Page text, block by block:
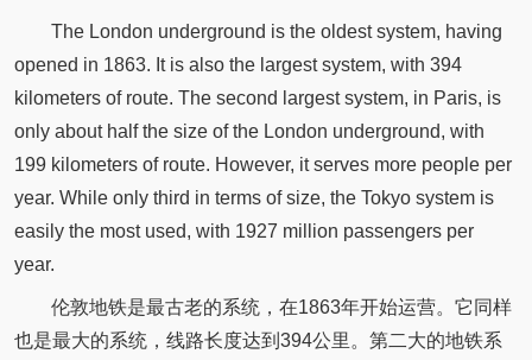
The London underground is the oldest system, having
opened in 1863. It is also the largest system, with 394
kilometers of route. The second largest system, in Paris, is
only about half the size of the London underground, with
199 kilometers of route. However, it serves more people per
year. While only third in terms of size, the Tokyo system is
easily the most used, with 1927 million passengers per
year.
伦敦地铁是最古老的系统，在1863年开始运营。它同样
也是最大的系统，线路长度达到394公里。第二大的地铁系